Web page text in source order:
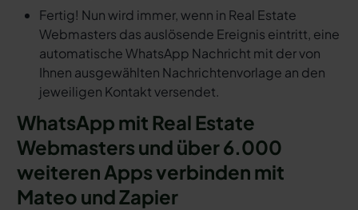
Fertig! Nun wird immer, wenn in Real Estate
Webmasters das auslösende Ereignis eintritt, eine
automatische WhatsApp Nachricht mit der von
Ihnen ausgewählten Nachrichtenvorlage an den
jeweiligen Kontakt versendet.
WhatsApp mit Real Estate
Webmasters und über 6.000
weiteren Apps verbinden mit
Mateo und Zapier